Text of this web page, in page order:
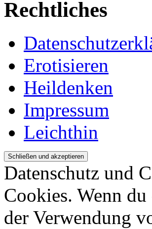
Rechtliches
Erotisieren
Heildenken
Impressum
Leichthin
Datenschutz und
Cookies. Wenn
der Verwendung